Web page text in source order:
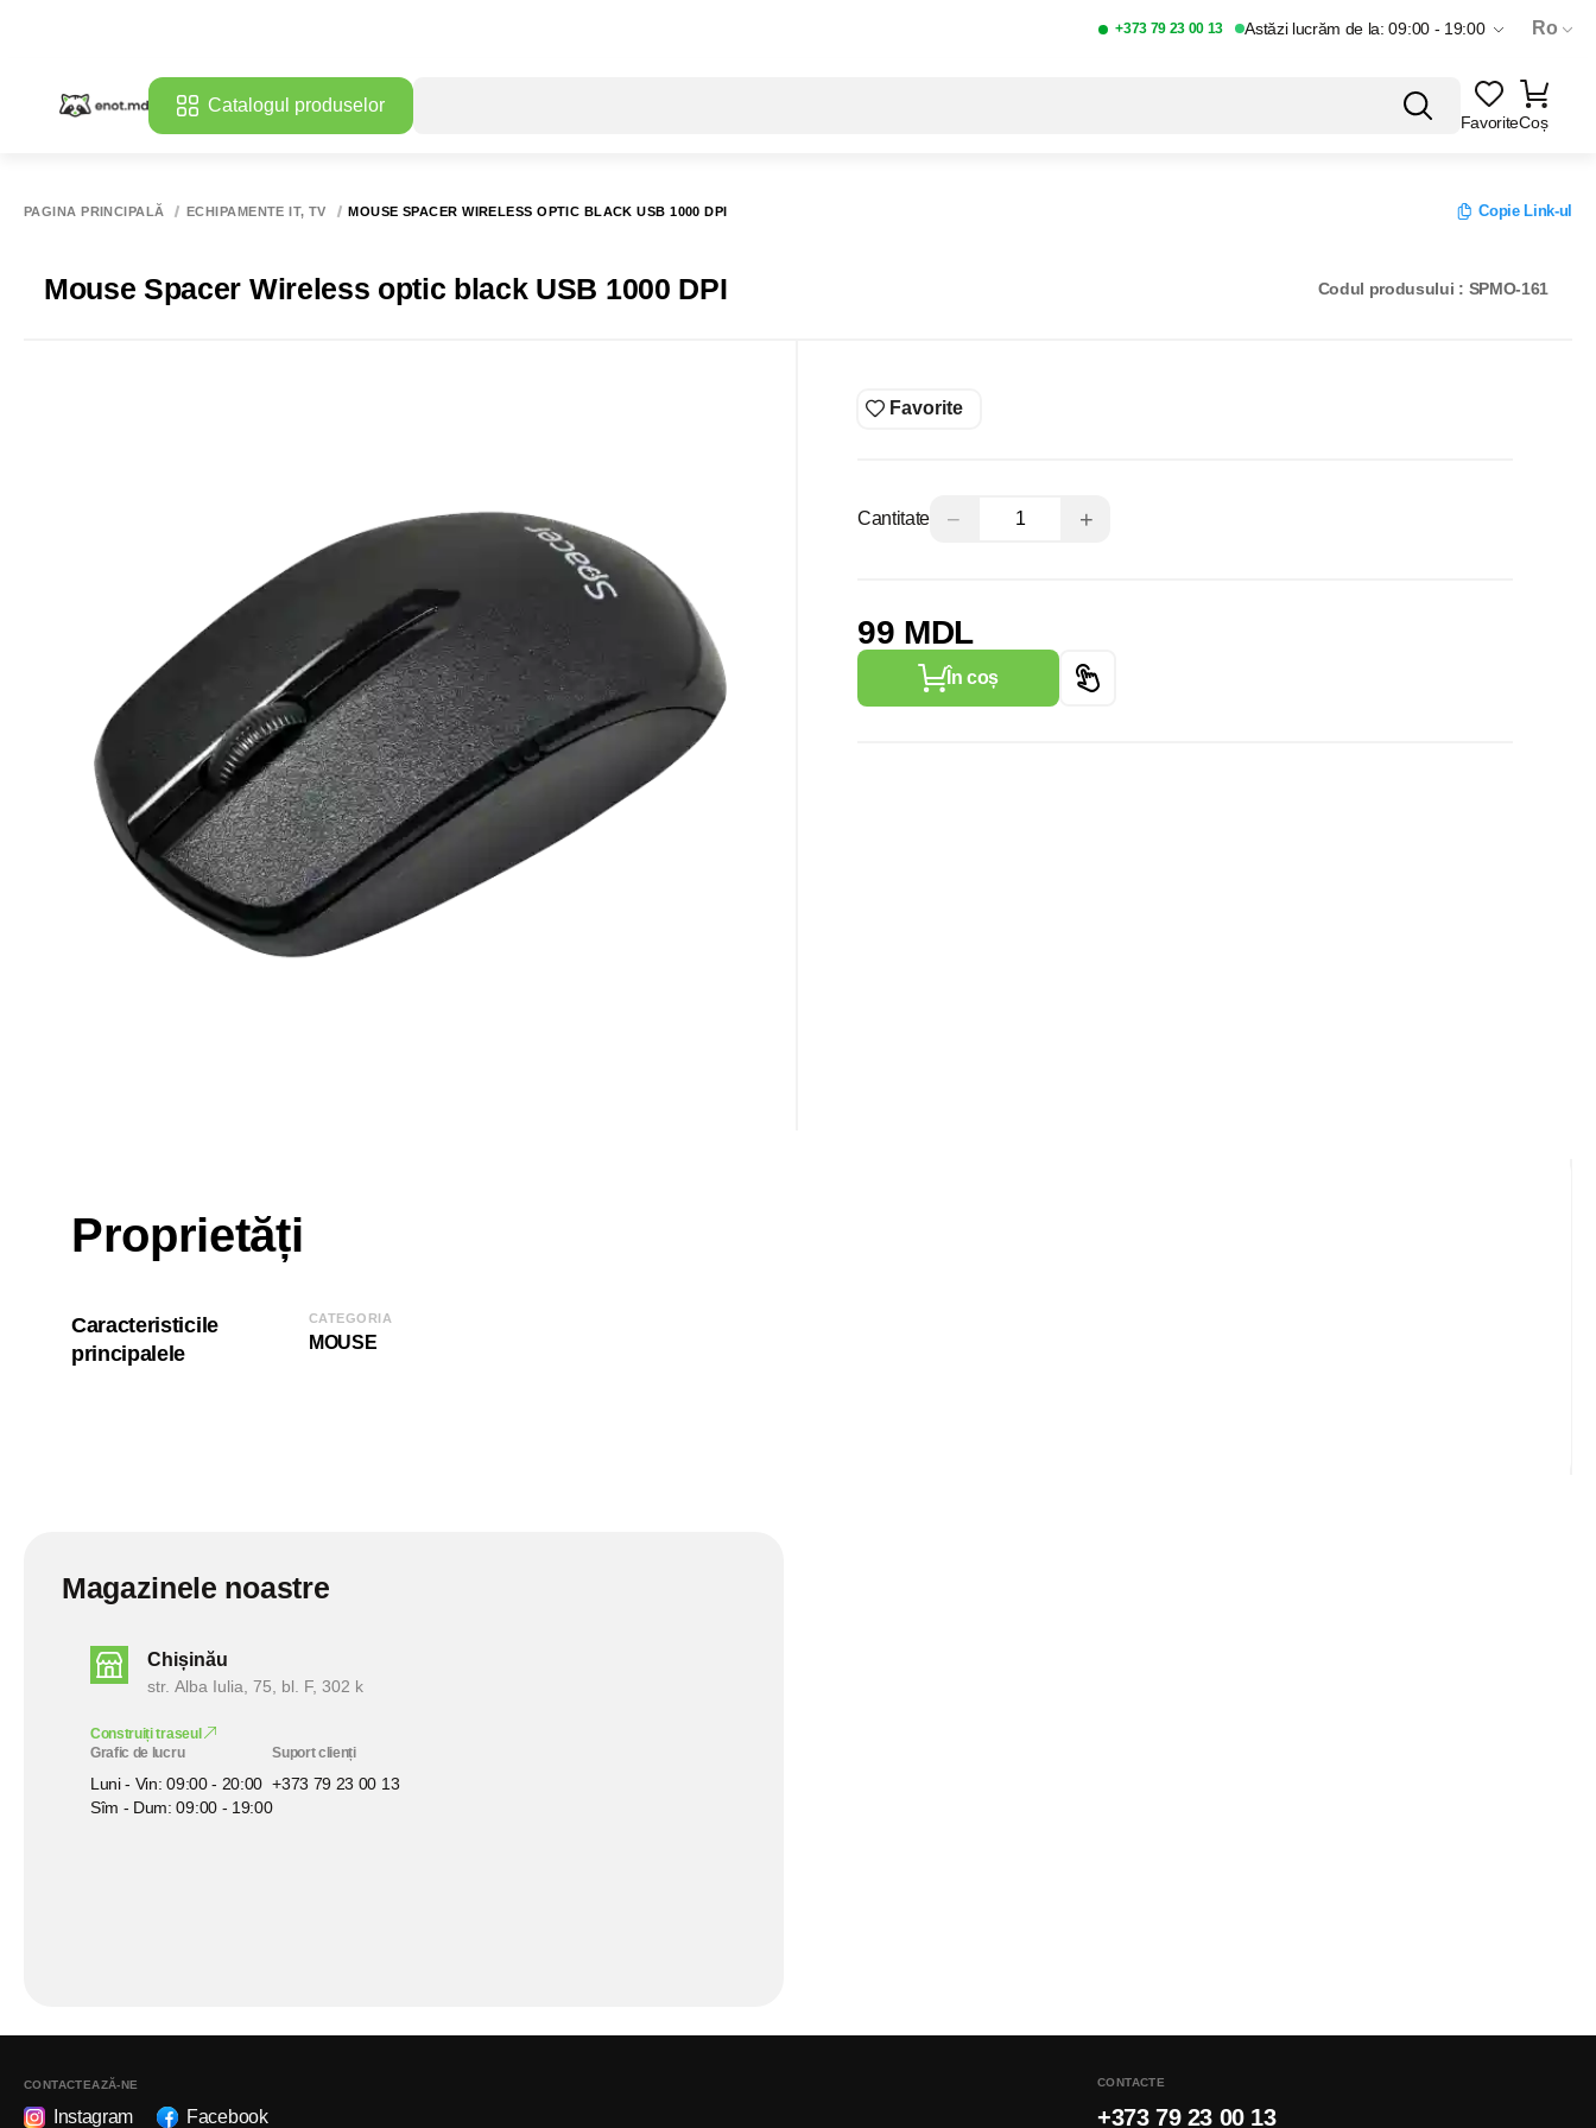
+373 79 23 00 13 Astăzi lucrăm de la: 09:00 - 19:00 Ro
Catalogul produselor
FavoriteCoș
PAGINA PRINCIPALĂ ECHIPAMENTE IT, TV MOUSE SPACER WIRELESS OPTIC BLACK USB 1000 DPI Copie Link-ul
Mouse Spacer Wireless optic black USB 1000 DPI Codul produsului : SPMO-161
Favorite
Cantitate − +
99 MDL
În coș
Proprietăți
Caracteristicile
principalele
CATEGORIA
MOUSE
Magazinele noastre
Chișinău
str. Alba Iulia, 75, bl. F, 302 k
Construiți traseul
Grafic de lucru
Luni - Vin: 09:00 - 20:00
Sîm - Dum: 09:00 - 19:00
Suport clienți
+373 79 23 00 13
CONTACTEAZĂ-NE
Instagram Facebook
CONTACTE
+373 79 23 00 13